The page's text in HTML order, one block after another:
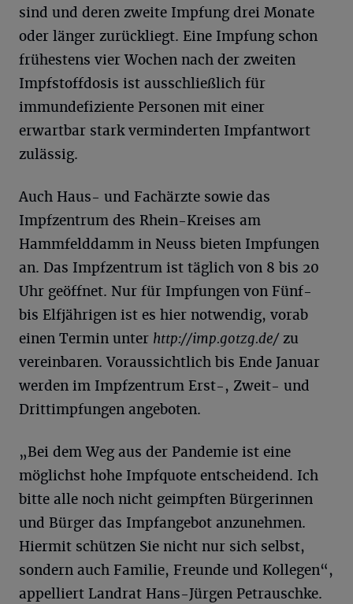
sind und deren zweite Impfung drei Monate
oder länger zurückliegt. Eine Impfung schon
frühestens vier Wochen nach der zweiten
Impfstoffdosis ist ausschließlich für
immundefiziente Personen mit einer
erwartbar stark verminderten Impfantwort
zulässig.
Auch Haus- und Fachärzte sowie das
Impfzentrum des Rhein-Kreises am
Hammfelddamm in Neuss bieten Impfungen
an. Das Impfzentrum ist täglich von 8 bis 20
Uhr geöffnet. Nur für Impfungen von Fünf-
bis Elfjährigen ist es hier notwendig, vorab
einen Termin unter http://imp.gotzg.de/zu
vereinbaren. Voraussichtlich bis Ende Januar
werden im Impfzentrum Erst-, Zweit- und
Drittimpfungen angeboten.
„Bei dem Weg aus der Pandemie ist eine
möglichst hohe Impfquote entscheidend. Ich
bitte alle noch nicht geimpften Bürgerinnen
und Bürger das Impfangebot anzunehmen.
Hiermit schützen Sie nicht nur sich selbst,
sondern auch Familie, Freunde und Kollegen“,
appelliert Landrat Hans-Jürgen Petrauschke.